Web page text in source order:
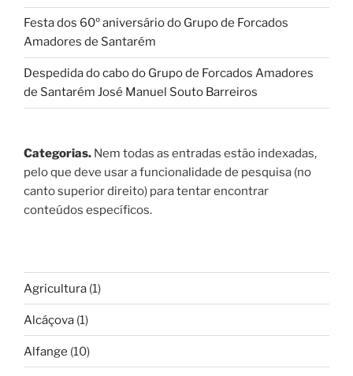
Festa dos 60º aniversário do Grupo de Forcados
Amadores de Santarém
Despedida do cabo do Grupo de Forcados Amadores
de Santarém José Manuel Souto Barreiros
Categorias. Nem todas as entradas estão indexadas,
pelo que deve usar a funcionalidade de pesquisa (no
canto superior direito) para tentar encontrar
conteúdos específicos.
Agricultura (1)
Alcáçova (1)
Alfange (10)